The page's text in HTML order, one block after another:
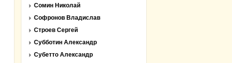
Сомин Николай
Софронов Владислав
Строев Сергей
Субботин Александр
Субетто Александр